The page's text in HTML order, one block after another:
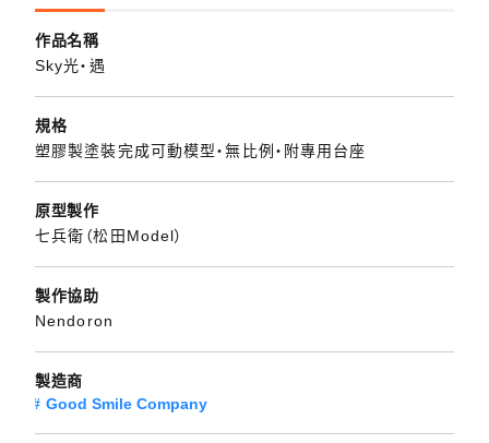
作品名稱
Sky光‧遇
規格
塑膠製塗裝完成可動模型・無比例・附專用台座
原型製作
七兵衛（松田Model）
製作協助
Nendoron
製造商
Good Smile Company